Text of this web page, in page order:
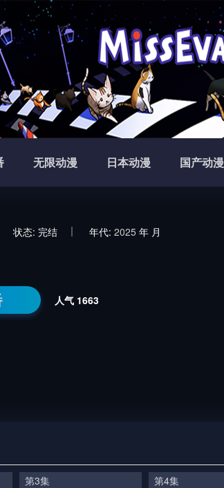
无限动漫 日本动漫 国产动漫
状态: 完结 年代: 2025 年 月
人气 1663
第3集 第4集